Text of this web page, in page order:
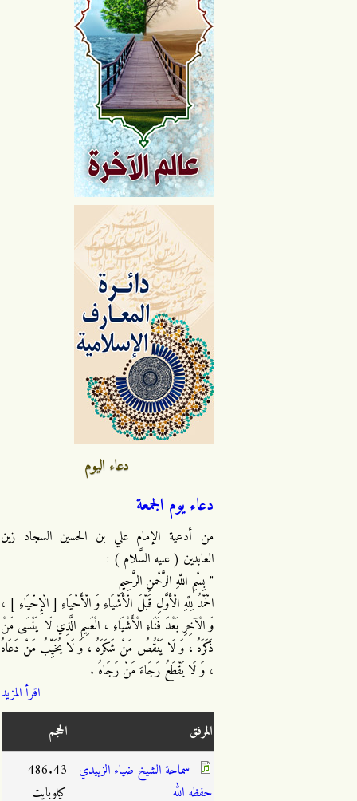
دعاء اليوم
دعاء يوم الجمعة
من أدعية الإمام علي بن الحسين السجاد زين
العابدين ( عليه السَّلام ) :
" بِسْمِ اللَّهِ الرَّحْمنِ الرَّحِيمِ
الْحَمْدُ لِلَّهِ الْأَوَّلِ قَبْلَ الْأَشْيَاءِ وَ الْأَحْيَاءِ [ الْإِحْيَاءِ ] ،
وَ الْآخِرِ بَعْدَ فَنَاءِ الْأَشْيَاءِ ، الْعَلِيمِ الَّذِي لَا يَنْسَى مَنْ
ذَكَرَهُ ، وَ لَا يَنْقُصُ مَنْ شَكَرَهُ ، وَ لَا يُخَيِّبُ مَنْ دَعَاهُ
، وَ لَا يَقْطَعُ رَجَاءَ مَنْ رَجَاهُ .
اقرأ المزيد
المرفق
الحجم
سماحة الشيخ ضياء الزبيدي
حفظه الله
486.43
كيلوبايت